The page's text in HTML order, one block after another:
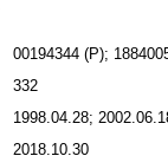
00194344 (P);
332
1998.04.28;
2018.10.30